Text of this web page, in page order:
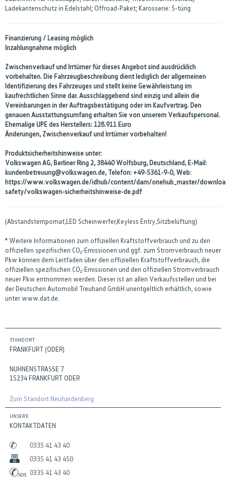
Ladekantenschutz in Edelstahl; Offroad-Paket; Karosserie: 5-türig
Finanzierung / Leasing möglich
Inzahlungnahme möglich
Zwischenverkauf und Irrtümer für dieses Angebot sind ausdrücklich
vorbehalten. Die Fahrzeugbeschreibung dient lediglich der allgemeinen
Identifizierung des Fahrzeuges und stellt keine Gewährleistung im
kaufrechtlichen Sinne dar. Ausschlaggebend sind einzig und allein die
Vereinbarungen in der Auftragsbestätigung oder im Kaufvertrag. Den
genauen Ausstattungsumfang erhalten Sie von unserem Verkaufspersonal.
Ehemalige UPE des Herstellers: 128.911 Euro
Änderungen, Zwischenverkauf und Irrtümer vorbehalten!
Produktsicherheitshinweise unter:
Volkswagen AG, Berliner Ring 2, 38440 Wolfsburg, Deutschland, E-Mail:
kundenbetreuung@volkswagen.de, Telefon: +49-5361-9-0, Web:
https://www.volkswagen.de/idhub/content/dam/onehub_master/
safety/volkswagen-sicherheitshinweise-de.pdf
(Abstandstempomat,LED Scheinwerfer,Keyless Entry,Sitzbelüftung)
* Weitere Informationen zum offiziellen Kraftstoffverbrauch und zu den
offiziellen spezifischen CO₂-Emissionen und ggf. zum Stromverbrauch neuer
Pkw können dem Leitfaden über den offiziellen Kraftstoffverbrauch, die
offiziellen spezifischen CO₂-Emissionen und den offiziellen Stromverbrauch
neuer Pkw entnommen werden. Dieser ist an allen Verkaufsstellen und bei
der Deutschen Automobil Treuhand GmbH unentgeltlich erhältlich, sowie
unter www.dat.de.
STANDORT
FRANKFURT (ODER)
NUHNENSTRASSE 7
15234 FRANKFURT ODER
Zum Standort Neuhardenberg
UNSERE
KONTAKTDATEN
0335 41 43 40
0335 41 43 450
0335 41 43 40